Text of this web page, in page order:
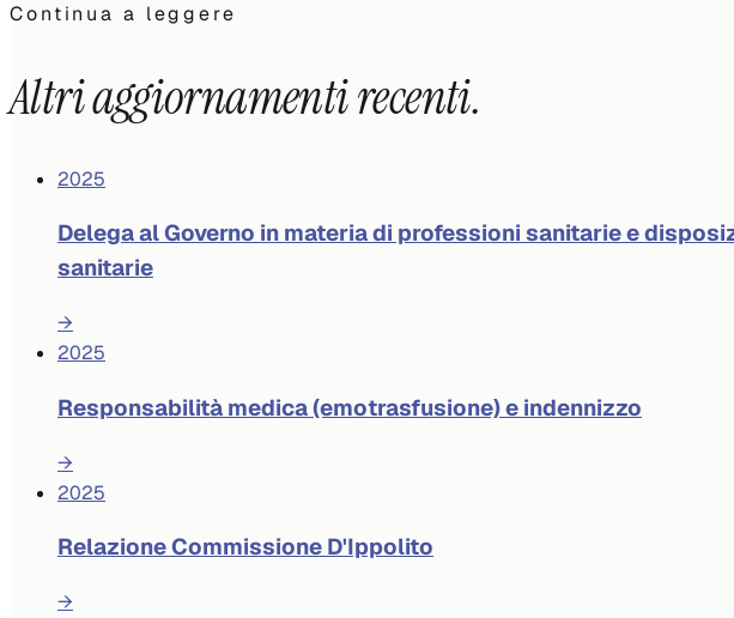
Continua a leggere
Altri aggiornamenti recenti.
2025
Delega al Governo in materia di professioni sanitarie e
sanitarie
→
2025
Responsabilità medica (emotrasfusione) e indennizzo
→
2025
Relazione Commissione D'Ippolito
→